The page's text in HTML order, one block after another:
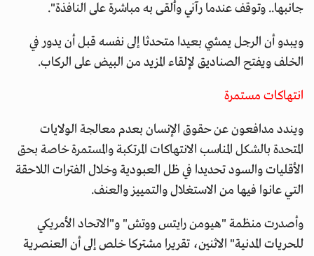
جانبها.. وتوقف عندما رآني وألقى به مباشرة على النافذة".
ويبدو أن الرجل يمشي بعيدا متحدثا إلى نفسه قبل أن يدور في
الخلف ويفتح الصناديق لإلقاء المزيد من البيض على الركاب.
انتهاكات مستمرة
ويندد مدافعون عن حقوق الإنسان بعدم معالجة الولايات
المتحدة بالشكل المناسب الانتهاكات المرتكبة والمستمرة خاصة بحق
الأقليات والسود تحديدا في ظل العبودية وخلال الفترات اللاحقة
التي عانوا فيها من الاستغلال والتمييز والعنف.
وأصدرت منظمة "هيومن رايتس ووتش" و"الاتحاد الأمريكي
للحريات المدنية" الاثنين، تقريرا مشتركا خلص إلى أن العنصرية